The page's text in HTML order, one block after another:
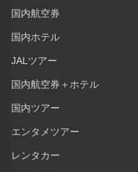
国内航空券
国内ホテル
JALツアー
国内航空券＋ホテル
国内ツアー
エンタメツアー
レンタカー